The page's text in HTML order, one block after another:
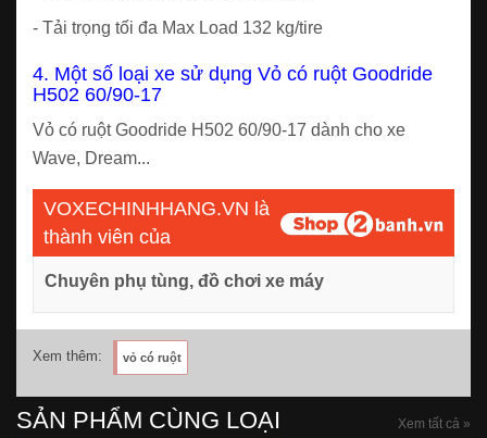
- Tải trọng tối đa Max Load 132 kg/tire
4. Một số loại xe sử dụng Vỏ có ruột Goodride
H502 60/90-17
Vỏ có ruột Goodride H502 60/90-17 dành cho xe
Wave, Dream...
VOXECHINHHANG.VN là
thành viên của
Chuyên phụ tùng, đồ chơi xe máy
Xem thêm: vỏ có ruột
SẢN PHẨM CÙNG LOẠI Xem tất cả »